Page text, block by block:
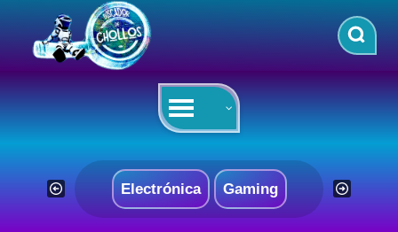
contenido
Electrónica Gaming